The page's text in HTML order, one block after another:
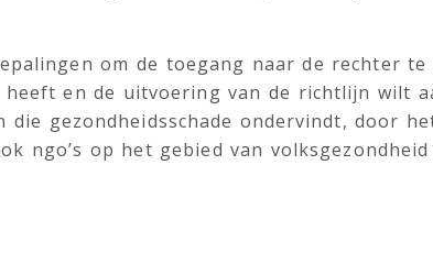
om de toegang naar de rechter
en de uitvoering van de richtlijn wilt
die gezondheidsschade ondervindt, door
ngo’s op het gebied van